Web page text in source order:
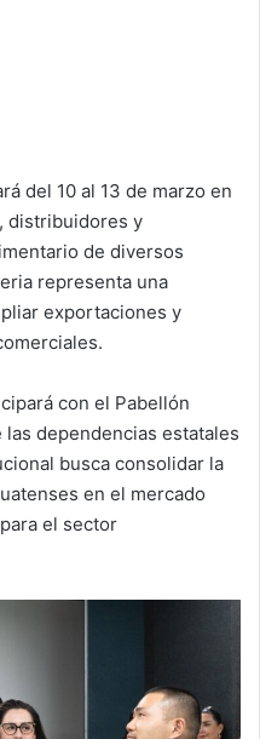
del 10 al 13 de marzo en
distribuidores y
de diversos
representa una
exportaciones y
con el Pabellón
dependencias estatales
busca consolidar la
en el mercado
el sector